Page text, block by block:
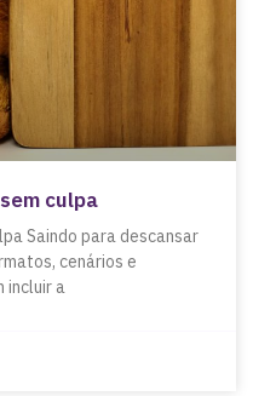
culpa
Saindo para descansar
cenários e
incluir a